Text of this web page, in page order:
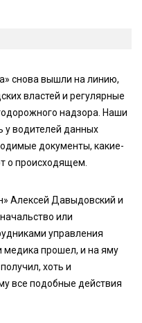
снова вышли на линию,
властей и регулярные
надзора. Наши
у водителей данных
документы, какие-
о происходящем.
Алексей Давыдовский и
или
управления
медика прошел, и на яму
хоть и
все подобные действия